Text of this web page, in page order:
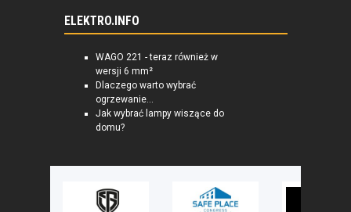
ELEKTRO.INFO
WAGO 221 - teraz również w
wersji 6 mm²
Dlaczego warto wybrać
ogrzewanie...
Jak wybrać lampy wiszące do
domu?